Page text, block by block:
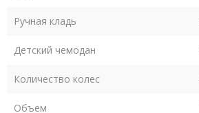
Ручная кладь
Детский чемодан
Количество колес
Объем